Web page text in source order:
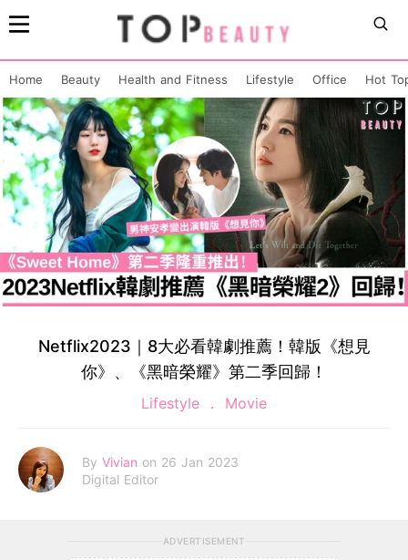
Home Beauty Health and Fitness Lifestyle Office Hot
Netflix2023｜8大必看韓劇推薦！韓版《想見
你》、《黑暗榮耀》第二季回歸！
Lifestyle Movie
By Vivian on 26 Jan 2023
Digital Editor
ADVERTISEMENT